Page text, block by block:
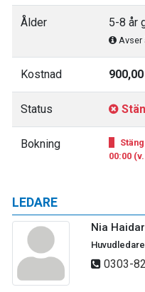
LEDARE
Nia Haidar
Huvudledare
0303-
Ålder 5-8 år
Avser
Kostnad
Status
Bokning
00:00